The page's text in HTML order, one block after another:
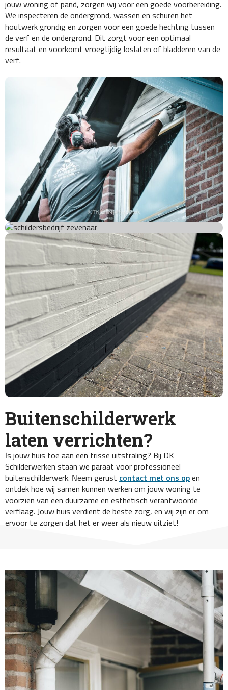
jouw woning of pand, zorgen wij voor een goede voorbereiding.
We inspecteren de ondergrond, wassen en schuren het
houtwerk grondig en zorgen voor een goede hechting tussen
de verf en de ondergrond. Dit zorgt voor een optimaal
resultaat en voorkomt vroegtijdig loslaten of bladderen van de
verf.
Buitenschilderwerk
laten verrichten?
Is jouw huis toe aan een frisse uitstraling? Bij DK
Schilderwerken staan we paraat voor professioneel
buitenschilderwerk. Neem gerust contact met ons op en
ontdek hoe wij samen kunnen werken om jouw woning te
voorzien van een duurzame en esthetisch verantwoorde
verflaag. Jouw huis verdient de beste zorg, en wij zijn er om
ervoor te zorgen dat het er weer als nieuw uitziet!